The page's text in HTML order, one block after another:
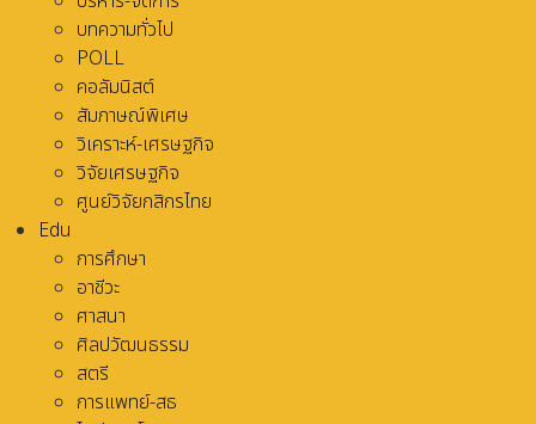
บทความทั่วไป
POLL
คอลัมนิสต์
สัมภาษณ์พิเศษ
วิเคราะห์-เศรษฐกิจ
วิจัยเศรษฐกิจ
ศูนย์วิจัยกสิกรไทย
Edu
การศึกษา
อาชีวะ
ศาสนา
ศิลปวัฒนธรรม
สตรี
การแพทย์-สธ